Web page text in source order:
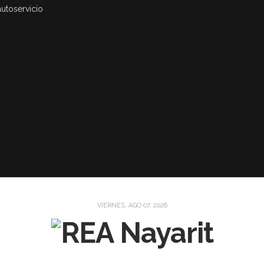
VIERNES, AGO 07, 2026